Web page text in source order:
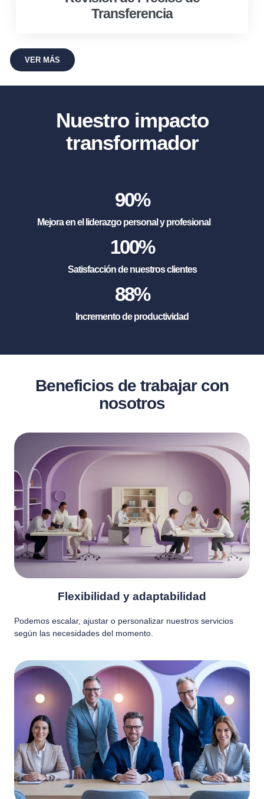
Transferencia
VER MÁS
Nuestro impacto
transformador
90%
Mejora en el liderazgo personal y profesional
100%
Satisfacción de nuestros clientes
88%
Incremento de productividad
Beneficios de trabajar con
nosotros
Flexibilidad y adaptabilidad
Podemos escalar, ajustar o personalizar nuestros servicios
según las necesidades del momento.